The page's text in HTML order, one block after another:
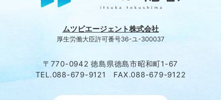
ムツビエージェント株式会社
厚生労働大臣許可番号36-ユ-300037
〒770-0942 徳島県徳島市昭和町1-67
TEL.088-679-9121 FAX.088-679-9122